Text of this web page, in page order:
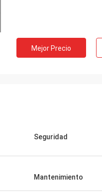
Mejor Precio
Seguridad
Mantenimiento